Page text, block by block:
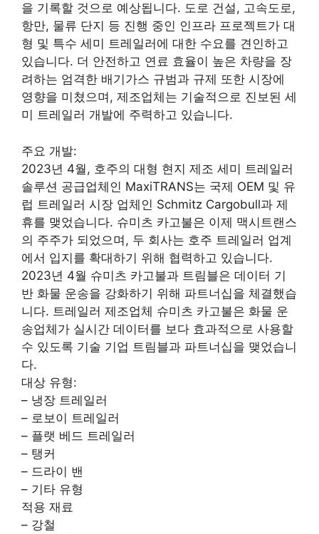
을 기록할 것으로 예상됩니다. 도로 건설, 고속도로,
항만, 물류 단지 등 진행 중인 인프라 프로젝트가 대
형 및 특수 세미 트레일러에 대한 수요를 견인하고
있습니다. 더 안전하고 연료 효율이 높은 차량을 장
려하는 엄격한 배기가스 규범과 규제 또한 시장에
영향을 미쳤으며, 제조업체는 기술적으로 진보된 세
미 트레일러 개발에 주력하고 있습니다.
주요 개발:
2023년 4월, 호주의 대형 현지 제조 세미 트레일러
솔루션 공급업체인 MaxiTRANS는 국제 OEM 및 유
럽 트레일러 시장 업체인 Schmitz Cargobull과 제
휴를 맺었습니다. 슈미츠 카고불은 이제 맥시트랜스
의 주주가 되었으며, 두 회사는 호주 트레일러 업계
에서 입지를 확대하기 위해 협력하고 있습니다.
2023년 4월 슈미츠 카고불과 트림블은 데이터 기
반 화물 운송을 강화하기 위해 파트너십을 체결했습
니다. 트레일러 제조업체 슈미츠 카고불은 화물 운
송업체가 실시간 데이터를 보다 효과적으로 사용할
수 있도록 기술 기업 트림블과 파트너십을 맺었습니
다.
대상 유형:
– 냉장 트레일러
– 로보이 트레일러
– 플랫 베드 트레일러
– 탱커
– 드라이 밴
– 기타 유형
적용 재료
– 강철